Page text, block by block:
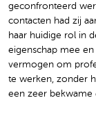
geconfronteerd
contacten had zij
haar huidige rol in
eigenschap mee
vermogen om
te werken, zonder
een zeer bekwame